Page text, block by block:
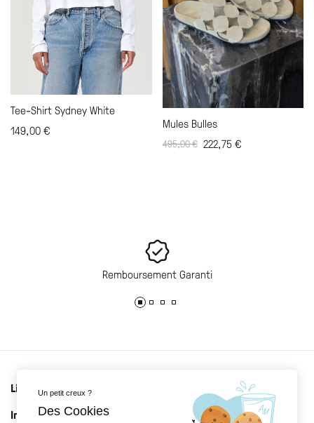
Tee-Shirt Sydney White
149,00€ Mules Bulles
495,00€ 222,75€
Remboursement Garanti
Liens utiles
Informations
Un petit creux ?
Des Cookies